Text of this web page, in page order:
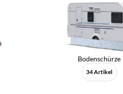
Bodenschürze
34 Artikel